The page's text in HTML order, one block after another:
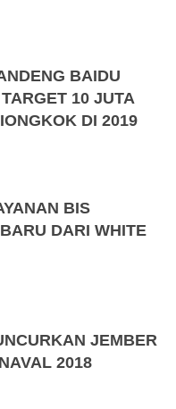
BAIDU
10 JUTA
DI 2019
BIS
DARI WHITE
JEMBER
2018